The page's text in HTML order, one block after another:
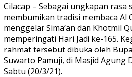
Cilacap – Sebagai ungkapan rasa
membumikan tradisi membaca Al
menggelar Sima’an dan Khotmil
memperingati Hari Jadi ke-165.
rahmat tersebut dibuka oleh
Suwarto Pamuji, di Masjid Agung
Sabtu (20/3/21).